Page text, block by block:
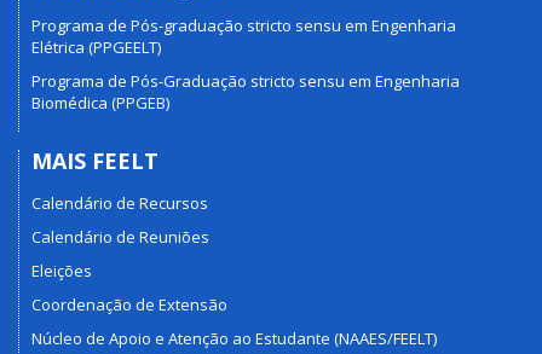
Programa de Pós-graduação stricto sensu em Engenharia
Elétrica (PPGEELT)
Programa de Pós-Graduação stricto sensu em Engenharia
Biomédica (PPGEB)
MAIS FEELT
Calendário de Recursos
Calendário de Reuniões
Eleições
Coordenação de Extensão
Núcleo de Apoio e Atenção ao Estudante (NAAES/FEELT)